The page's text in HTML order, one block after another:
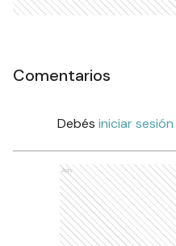
Comentarios
Debés iniciar sesión
Ads